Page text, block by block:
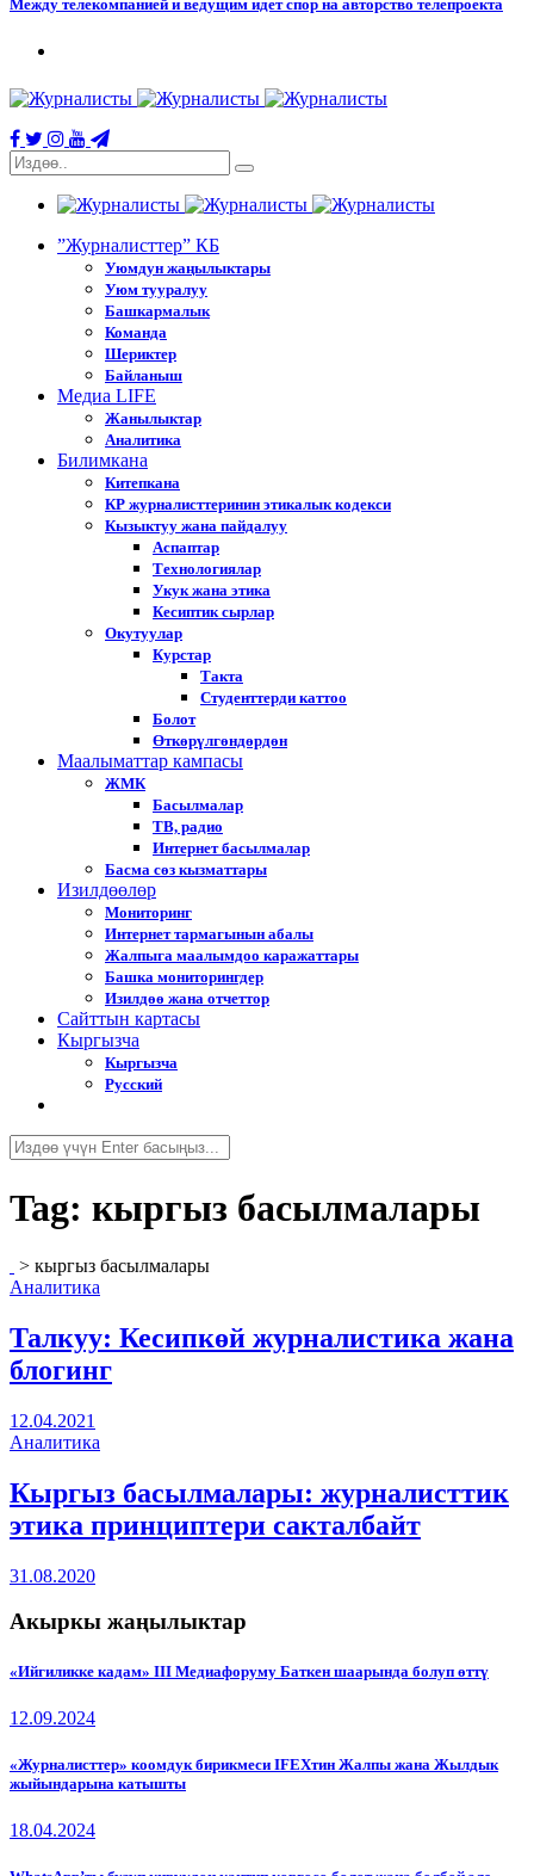
Между телекомпанией и ведущим идет спор на авторство телепроекта
”Журналисттер” КБ
Уюмдун жаңылыктары
Уюм тууралуу
Башкармалык
Команда
Шериктер
Байланыш
Медиа LIFE
Жанылыктар
Аналитика
Билимкана
Китепкана
КР журналисттеринин этикалык кодекси
Кызыктуу жана пайдалуу
Аспаптар
Технологиялар
Укук жана этика
Кесиптик сырлар
Окутуулар
Курстар
Такта
Студенттерди каттоо
Болот
Өткөрүлгөндөрдөн
Маалыматтар кампасы
ЖМК
Басылмалар
ТВ, радио
Интернет басылмалар
Басма сөз кызматтары
Изилдөөлөр
Мониторинг
Интернет тармагынын абалы
Жалпыга маалымдоо каражаттары
Башка мониторингдер
Изилдөө жана отчеттор
Cайттын картасы
Кыргызча
Кыргызча
Русский
Tag: кыргыз басылмалары
> кыргыз басылмалары
Аналитика
Талкуу: Кесипкөй журналистика жана
блогинг
12.04.2021
Аналитика
Кыргыз басылмалары: журналисттик
этика принциптери сакталбайт
31.08.2020
Акыркы жаңылыктар
«Ийгиликке кадам» III Медиафоруму Баткен шаарында болуп өттү
12.09.2024
«Журналисттер» коомдук бирикмеси IFEXтин Жалпы жана Жылдык
жыйындарына катышты
18.04.2024